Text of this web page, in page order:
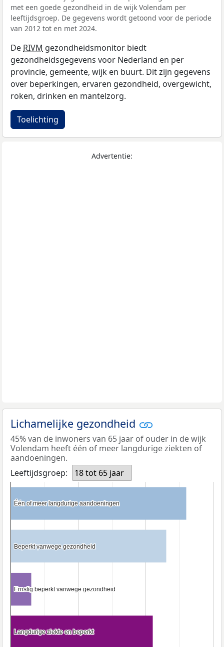
met een goede gezondheid in de wijk Volendam per
leeftijdsgroep. De gegevens wordt getoond voor de periode
van 2012 tot en met 2024.
De RIVM gezondheidsmonitor biedt
gezondheidsgegevens voor Nederland en per
provincie, gemeente, wijk en buurt. Dit zijn gegevens
over beperkingen, ervaren gezondheid, overgewicht,
roken, drinken en mantelzorg.
Toelichting
Advertentie:
Lichamelijke gezondheid
45% van de inwoners van 65 jaar of ouder in de wijk
Volendam heeft één of meer langdurige ziekten of
aandoeningen.
Leeftijdsgroep:
18 tot 65 jaar
Één of meer langdurige aandoeningen
Één of meer langdurige aandoeningen
Beperkt vanwege gezondheid
Beperkt vanwege gezondheid
Ernstig beperkt vanwege gezondheid
Ernstig beperkt vanwege gezondheid
Langdurige ziekte en beperkt
Langdurige ziekte en beperkt